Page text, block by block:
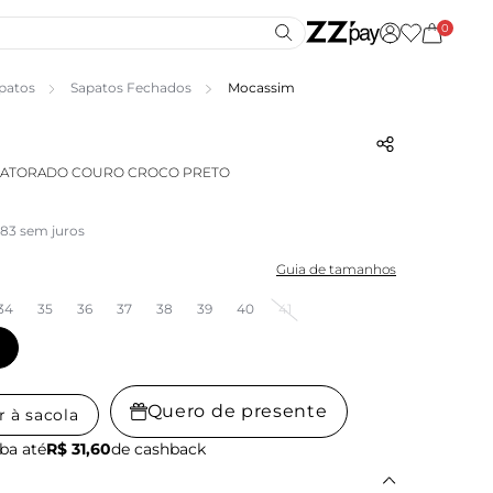
0
Sapatos Fechados Mocassim
COURO CROCO PRETO
sem juros
Guia de tamanhos
35 36 37 38 39 40 41
à sacola Quero de presente
atéR$ 31,60de cashback